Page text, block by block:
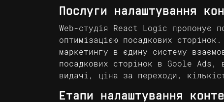
Послуги налаштування
Web-студія React Logic пропонує
оптимізацією посадкових
маркетингу в єдину систему
посадкових сторінок в Goole Ads,
видачі, ціна за переходи,
Етапи налаштування